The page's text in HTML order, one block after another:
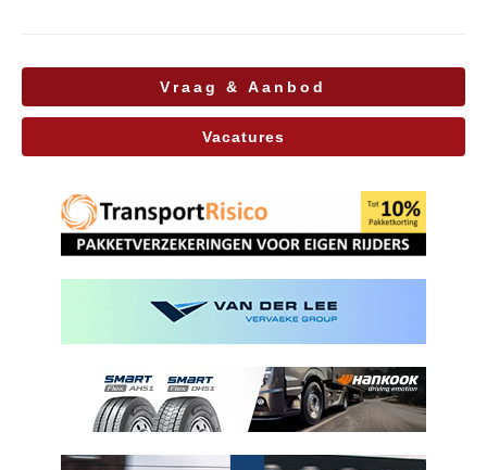
Vraag & Aanbod
Vacatures